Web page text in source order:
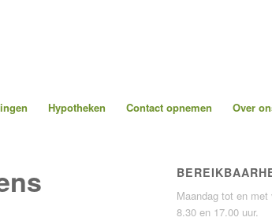
Hypotheken Contact opnemen Over
Maandag tot en
8.30 en 17.00 uur.